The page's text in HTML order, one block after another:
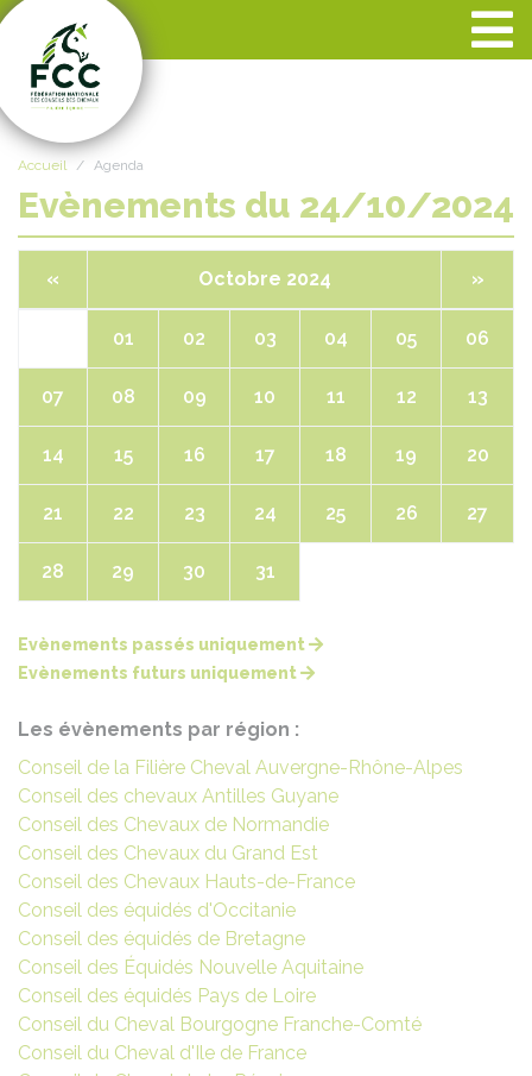
Accueil Agenda
Evènements du 24/10/2024
« Octobre 2024 »
01 02 03 04 05 06
07 08 09 10 11 12 13
14 15 16 17 18 19 20
21 22 23 24 25 26 27
28 29 30 31
Evènements passés uniquement
Evènements futurs uniquement
Les évènements par région :
Conseil de la Filière Cheval Auvergne-Rhône-Alpes
Conseil des chevaux Antilles Guyane
Conseil des Chevaux de Normandie
Conseil des Chevaux du Grand Est
Conseil des Chevaux Hauts-de-France
Conseil des équidés d'Occitanie
Conseil des équidés de Bretagne
Conseil des Équidés Nouvelle Aquitaine
Conseil des équidés Pays de Loire
Conseil du Cheval Bourgogne Franche-Comté
Conseil du Cheval d'Ile de France
Panneau de gestion des cookies